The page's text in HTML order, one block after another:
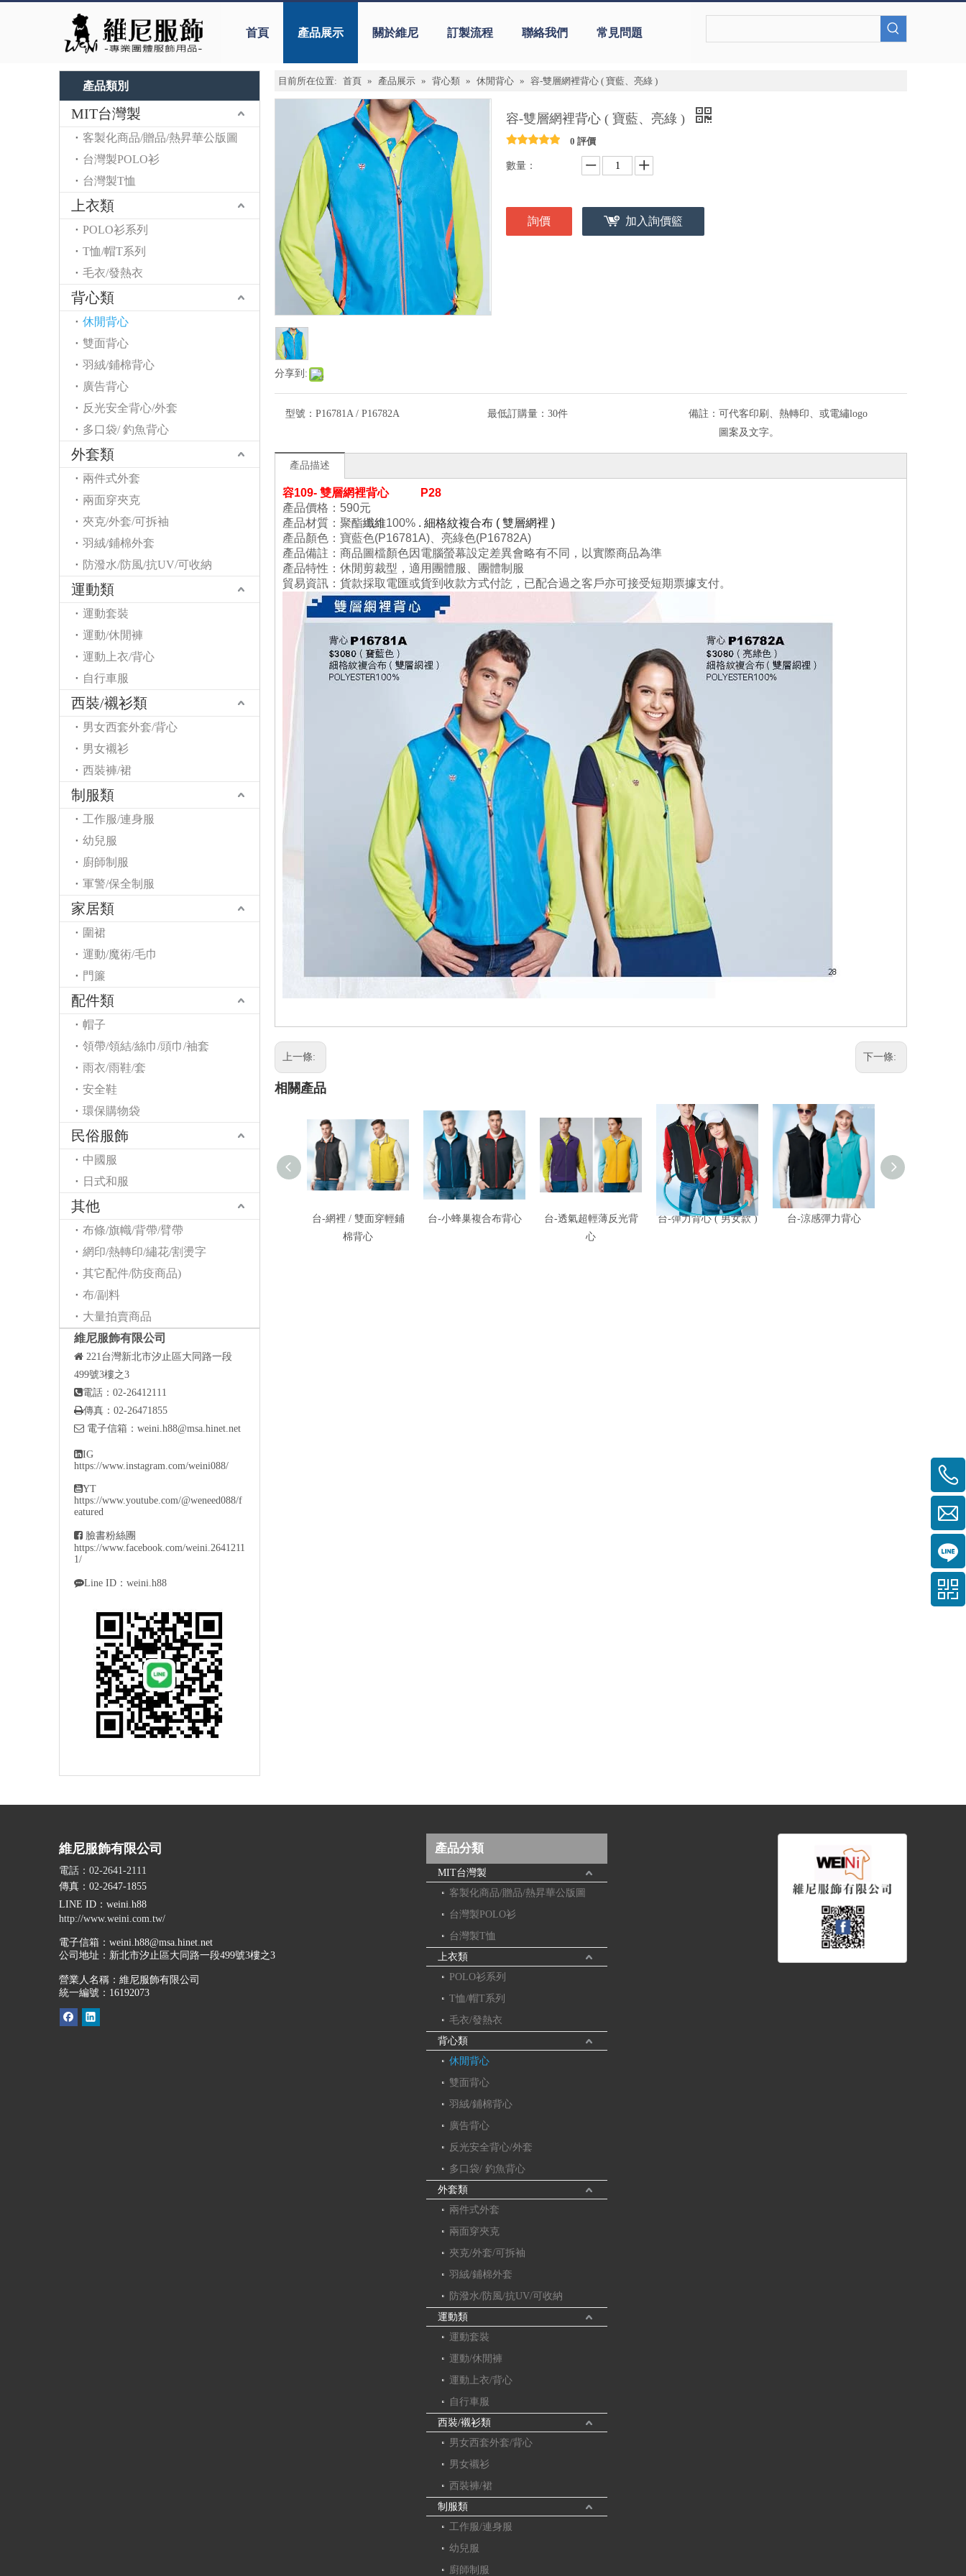
首頁 產品展示 關於維尼 訂製流程 聯絡我們 常見問題
產品類別
MIT台灣製
客製化商品/贈品/熱昇華公版圖
台灣製POLO衫
台灣製T恤
上衣類
POLO衫系列
T恤/帽T系列
毛衣/發熱衣
背心類
休閒背心
雙面背心
羽絨/鋪棉背心
廣告背心
反光安全背心/外套
多口袋/ 釣魚背心
外套類
兩件式外套
兩面穿夾克
夾克/外套/可拆袖
羽絨/鋪棉外套
防潑水/防風/抗UV/可收納
運動類
運動套裝
運動/休閒褲
運動上衣/背心
自行車服
西裝/襯衫類
男女西套外套/背心
男女襯衫
西裝褲/裙
制服類
工作服/連身服
幼兒服
廚師制服
軍警/保全制服
家居類
圍裙
運動/魔術/毛巾
門簾
配件類
帽子
領帶/領結/絲巾/頭巾/袖套
雨衣/雨鞋/套
安全鞋
環保購物袋
民俗服飾
中國服
日式和服
其他
布條/旗幟/背帶/臂帶
網印/熱轉印/繡花/割燙字
其它配件/防疫商品)
布/副料
大量拍賣商品
維尼服飾有限公司
 221台灣新北市汐止區大同路一段
499號3樓之3
電話：02-26412111
傳真：02-26471855
 電子信箱： weini.h88@msa.hinet.net
IG
https://www.instagram.com/weini088/
YT
https://www.youtube.com/@weneed088/f
eatured
 臉書粉絲團
https://www.facebook.com/weini.2641211
1/
Line ID：weini.h88
目前所在位置: 首頁 » 產品展示 » 背心類 » 休閒背心 » 容-雙層網裡背心 ( 寶藍、亮綠 )
分享到:
容-雙層網裡背心 ( 寶藍、亮綠 )
0 評價
數量：
詢價 加入詢價籃
型號： P16781A / P16782A 最低訂購量： 30件 備註： 可代客印刷、熱轉印、或電繡logo
圖案及文字。
產品描述
容109- 雙層網裡背心P28
產品價格：590元
產品材質： 聚酯纖維100% . 細格紋複合布 ( 雙層網裡 )
產品顏色：寶藍色(P16781A)、亮綠色(P16782A)
產品備註：商品圖檔顏色因電腦螢幕設定差異會略有不同 ， 以實際商品為準
產品特性： 休閒剪裁型 ， 適用團體服、團體制服
貿易資訊：貨款採取電匯或貨到收款方式付訖，已配合過之客戶亦可接受短期票據支付。
上一條: 下一條:
相關產品
台-網裡 / 雙面穿輕鋪
棉背心
台-小蜂巢複合布背心
台-透氣超輕薄反光背
心
台-彈力背心 ( 男女款 ) 台-涼感彈力背心
維尼服飾有限公司
電話：02-2641-2111
傳真：02-2647-1855
LINE ID ：weini.h88
http://www.weini.com.tw/
電子信箱： weini.h88@msa.hinet.net
公司地址： 新北市汐止區大同路一段499號3樓之3
營業人名稱：維尼服飾有限公司
統一編號：16192073
產品分類
MIT台灣製
客製化商品/贈品/熱昇華公版圖
台灣製POLO衫
台灣製T恤
上衣類
POLO衫系列
T恤/帽T系列
毛衣/發熱衣
背心類
休閒背心
雙面背心
羽絨/鋪棉背心
廣告背心
反光安全背心/外套
多口袋/ 釣魚背心
外套類
兩件式外套
兩面穿夾克
夾克/外套/可拆袖
羽絨/鋪棉外套
防潑水/防風/抗UV/可收納
運動類
運動套裝
運動/休閒褲
運動上衣/背心
自行車服
西裝/襯衫類
男女西套外套/背心
男女襯衫
西裝褲/裙
制服類
工作服/連身服
幼兒服
廚師制服